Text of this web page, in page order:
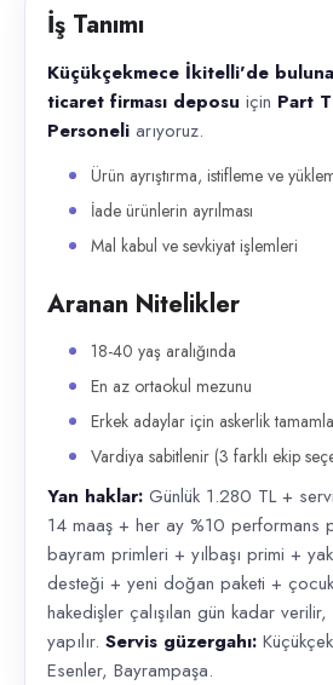
İş Tanımı
Küçükçekmece İkitelli'de
ticaret firması deposu için Part
Personeli arıyoruz.
Ürün ayrıştırma, istifleme ve
İade ürünlerin ayrılması
Mal kabul ve sevkiyat işlemleri
Aranan Nitelikler
18-40 yaş aralığında
En az ortaokul mezunu
Erkek adaylar için askerlik
Vardiya sabitlenir (3 farklı ekip
Yan haklar: Günlük 1.280 TL +
14 maaş + her ay %10 performans
bayram primleri + yılbaşı primi +
desteği + yeni doğan paketi + çocuk
hakedişler çalışılan gün kadar
yapılır. Servis güzergahı:
Esenler, Bayrampaşa.